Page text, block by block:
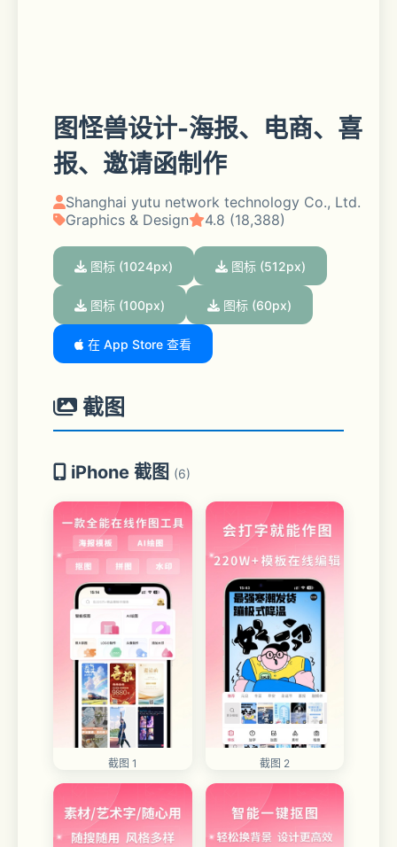
图怪兽设计-海报、电商、喜
报、邀请函制作
Shanghai yutu network technology Co., Ltd.
Graphics & Design
4.8 (18,388)
图标 (1024px) 图标 (512px)
图标 (100px) 图标 (60px)
在 App Store 查看
截图
iPhone 截图 (6)
截图 1 截图 2